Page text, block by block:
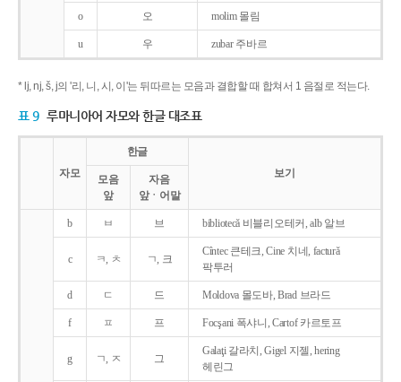
o 오 molim 몰림
u 우 zubar 주바르
* lj, nj, š, j의 '리, 니, 시, 이'는 뒤따르는 모음과 결합할 때 합쳐서 1 음절로 적는다.
표 9 루마니아어 자모와 한글 대조표
자모
한글
보기
모음
앞
자음
앞ㆍ어말
b ㅂ 브 bibliotecǎ 비블리오테커, alb 알브
c ㅋ, ㅊ ㄱ, 크
Cîntec 큰테크, Cine 치네, facturǎ
팍투러
d ㄷ 드 Moldova 몰도바, Brad 브라드
f ㅍ 프 Focşani 폭샤니, Cartof 카르토프
g ㄱ, ㅈ 그
Galaţi 갈라치, Gigel 지젤, hering
헤린그